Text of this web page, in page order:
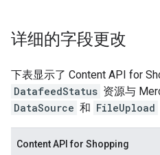
详细的字段更改
下表显示了 Content API for
DatafeedStatus 资源与
DataSource 和 FileUpload
Content API for Shopping